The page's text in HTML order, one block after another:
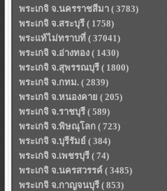
พระเกจิ จ.นครราชสีมา ( 3783)
พระเกจิ จ.สระบุรี ( 1758)
พระแท้ไม่ทราบที่ ( 37041)
พระเกจิ จ.อ่างทอง ( 1430)
พระเกจิ จ.สุพรรณบุรี ( 1800)
พระเกจิ จ.กทม. ( 2839)
พระเกจิ จ.หนองคาย ( 205)
พระเกจิ จ.ราชบุรี ( 589)
พระเกจิ จ.พิษณุโลก ( 723)
พระเกจิ จ.บุรีรัมย์ ( 384)
พระเกจิ จ.เพชรบุรี ( 74)
พระเกจิ จ.นครสวรรค์ ( 3485)
พระเกจิ จ.กาญจนบุรี ( 853)